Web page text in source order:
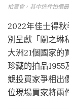
拍賣會， 其中這件拍價
2022年佳士得
別呈獻「關之琳
大洲21個國家的
珍藏的拍品1955
競投買家爭相出
位現場買家將兩